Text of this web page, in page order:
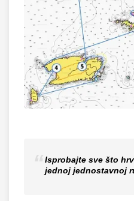
Isprobajte sve što
jednoj jednostavnoj